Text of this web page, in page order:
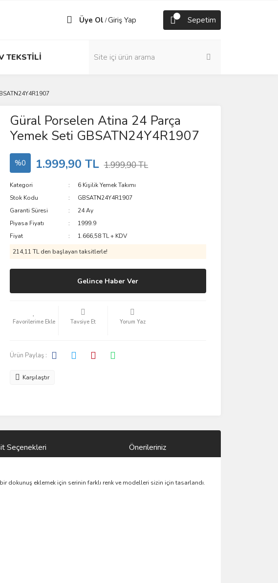
Üye Ol /Giriş Yap Sepetim
TEKSTİLİ
Güral Porselen Atina 24 Parça
Yemek Seti GBSATN24Y4R1907
%0 1.999,90 TL 1.999,90 TL
Kategori
6 Kişilik Yemek Takımı
Stok Kodu
GBSATN24Y4R1907
Garanti Süresi
24 Ay
Piyasa Fiyatı
1999.9
Fiyat
1.666,58 TL + KDV
214,11 TL den başlayan taksitlerle!
Gelince Haber Ver
Tavsiye Et Yorum Yaz
Ürün Paylaş :
Karşılaştır
Seçenekleri Önerileriniz
dokunuş eklemek için serinin farklı renk ve modelleri sizin için tasarlandı.